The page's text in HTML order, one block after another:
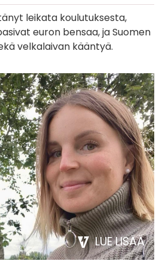
leikata koulutuksesta,
euron bensaa, ja Suomen
velkalaivan kääntyä.
LUE LISÄÄ